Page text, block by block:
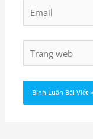
Email
web